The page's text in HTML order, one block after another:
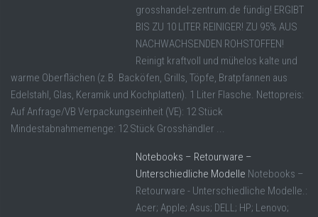
grosshandel-zentrum.de fündig! ERGIBT
BIS ZU 10 LITER REINIGER! ZU 95% AUS
NACHWACHSENDEN ROHSTOFFEN!
Reinigt kraftvoll und mühelos kalte und
warme Oberflächen (z.B. Backöfen, Grills, Töpfe, Bratpfannen aus
Edelstahl, Glas, Keramik und Kochplatten). 1 Liter Flasche. Nettopreis:
Auf Anfrage/VB Verpackungseinheit (VE): 12 Stück
Mindestabnahmemenge: 12 Stück Grosshändler ...
Notebooks – Retourware –
Unterschiedliche Modelle Notebooks –
Retourware - Unterschiedliche Modelle.:
Acer; Apple; Asus; DELL; HP; Lenovo;